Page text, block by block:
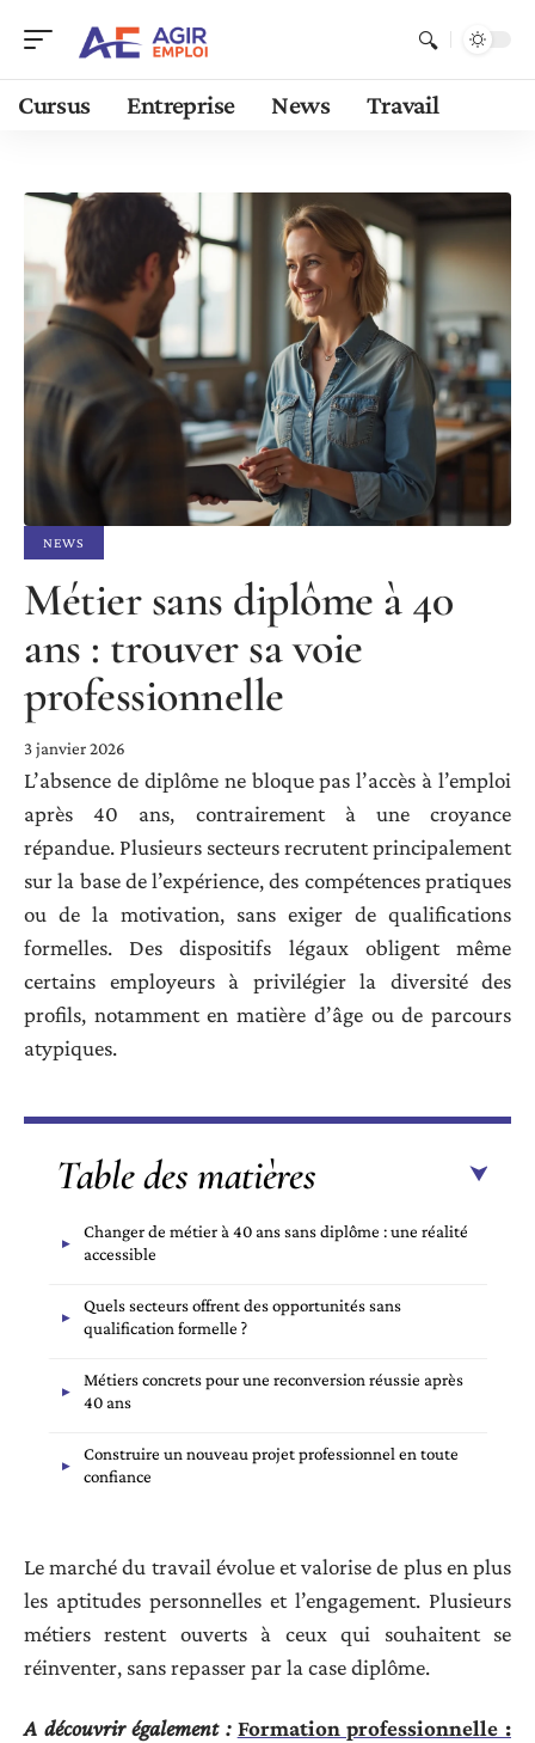
Cursus Entreprise News Travail
NEWS
Métier sans diplôme à 40
ans : trouver sa voie
professionnelle
3 janvier 2026
L’absence de diplôme ne bloque pas l’accès à l’emploi
après 40 ans, contrairement à une croyance
répandue. Plusieurs secteurs recrutent principalement
sur la base de l’expérience, des compétences pratiques
ou de la motivation, sans exiger de qualifications
formelles. Des dispositifs légaux obligent même
certains employeurs à privilégier la diversité des
profils, notamment en matière d’âge ou de parcours
atypiques.
Table des matières
Changer de métier à 40 ans sans diplôme : une réalité
accessible
Quels secteurs offrent des opportunités sans
qualification formelle ?
Métiers concrets pour une reconversion réussie après
40 ans
Construire un nouveau projet professionnel en toute
confiance
Le marché du travail évolue et valorise de plus en plus
les aptitudes personnelles et l’engagement. Plusieurs
métiers restent ouverts à ceux qui souhaitent se
réinventer, sans repasser par la case diplôme.
A découvrir également : Formation professionnelle :